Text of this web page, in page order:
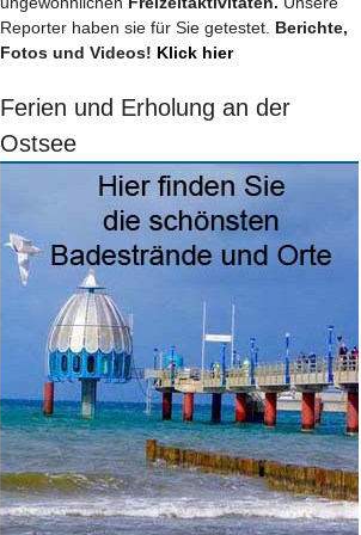
Reporter haben sie für Sie getestet. Berichte,
Fotos und Videos! Klick hier
Ferien und Erholung an der
Ostsee